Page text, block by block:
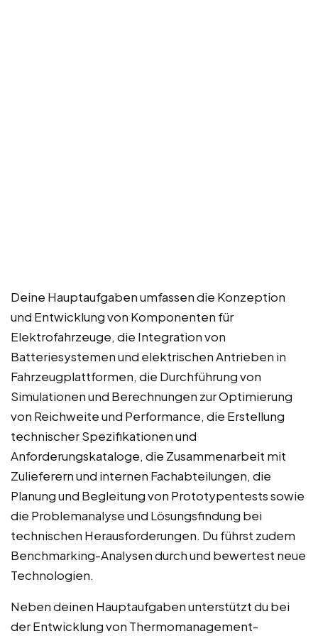
Deine Hauptaufgaben umfassen die Konzeption
und Entwicklung von Komponenten für
Elektrofahrzeuge, die Integration von
Batteriesystemen und elektrischen Antrieben in
Fahrzeugplattformen, die Durchführung von
Simulationen und Berechnungen zur Optimierung
von Reichweite und Performance, die Erstellung
technischer Spezifikationen und
Anforderungskataloge, die Zusammenarbeit mit
Zulieferern und internen Fachabteilungen, die
Planung und Begleitung von Prototypentests sowie
die Problemanalyse und Lösungsfindung bei
technischen Herausforderungen. Du führst zudem
Benchmarking-Analysen durch und bewertest neue
Technologien.
Neben deinen Hauptaufgaben unterstützt du bei
der Entwicklung von Thermomanagement-